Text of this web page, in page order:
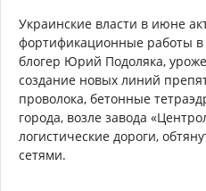
Украинские власти в июне
фортификационные работы
блогер Юрий Подоляка,
создание новых линий
проволока, бетонные
города, возле завода
логистические дороги,
сетями.